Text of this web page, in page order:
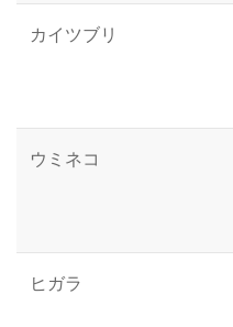
カイツブリ
ウミネコ
ヒガラ